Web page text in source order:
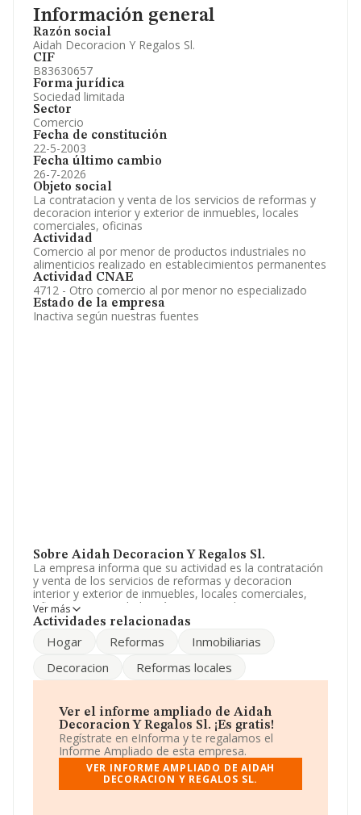
Información general
Razón social
Aidah Decoracion Y Regalos Sl.
CIF
B83630657
Forma jurídica
Sociedad limitada
Sector
Comercio
Fecha de constitución
22-5-2003
Fecha último cambio
26-7-2026
Objeto social
La contratacion y venta de los servicios de reformas y
decoracion interior y exterior de inmuebles, locales
comerciales, oficinas
Actividad
Comercio al por menor de productos industriales no
alimenticios realizado en establecimientos permanentes
Actividad CNAE
4712 - Otro comercio al por menor no especializado
Estado de la empresa
Inactiva según nuestras fuentes
Sobre Aidah Decoracion Y Regalos Sl.
La empresa informa que su actividad es la contratación
y venta de los servicios de reformas y decoracion
interior y exterior de inmuebles, locales comerciales,
oficinas. La sociedad está inscrita en el Registro
Mercantil como Sociedad Limitada. Su actividad CNAE
actividad en mercados exteriores.
Su correo esaidahdr@gmail.com.
número de identificación fiscal B83630657, se
encuentra en Calle Aguilafuente núm. 89, (28039), en el
municipio de Madrid, Madrid.
En relación con el sector y disponiendo de los datos de
hasta 21.560 empresas, a nivel nacional la facturación
asciende a 6.711 millones de euros y el promedio de la
Ver más
Actividades relacionadas
Hogar Reformas
Inmobiliarias
Decoracion
Reformas locales
Ver el informe ampliado de Aidah
Decoracion Y Regalos Sl. ¡Es gratis!
Regístrate en eInforma y te regalamos el
Informe Ampliado de esta empresa.
VER INFORME AMPLIADO DE AIDAH
DECORACION Y REGALOS SL.
Información oficial y registral complementaria.